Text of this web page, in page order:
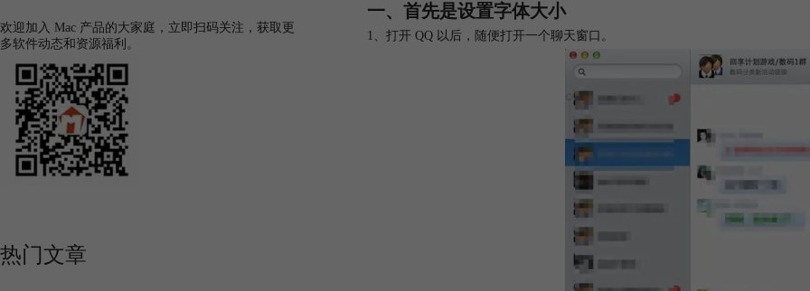
欢迎加入 Mac 产品的大家庭，立即扫码关注，获取更
多软件动态和资源福利。
热门文章
一、首先是设置字体大小
1、打开 QQ 以后，随便打开一个聊天窗口。